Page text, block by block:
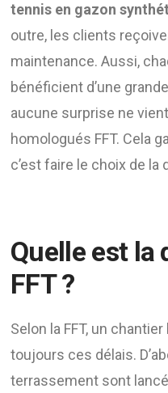
tennis en gazon
outre, les clients
maintenance. Aussi,
bénéficient d’une
aucune surprise ne
homologués FFT. Cela
c’est faire le choix de la
Quelle est
FFT ?
Selon la FFT, un
toujours ces délais.
terrassement sont